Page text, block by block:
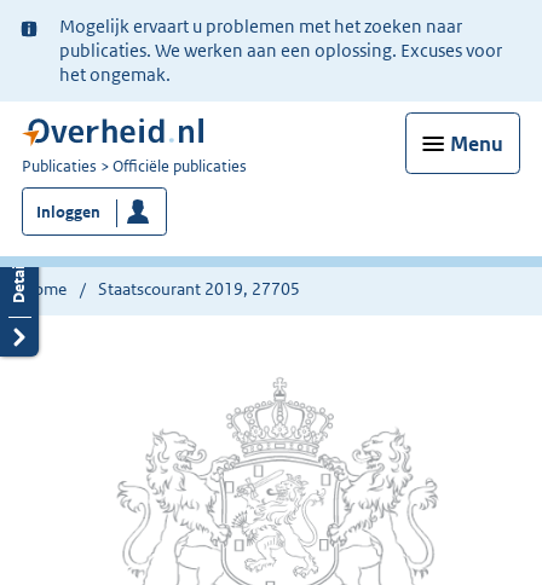
Ter
informatie:
Mogelijk ervaart u problemen met het zoeken naar
publicaties. We werken aan een oplossing. Excuses voor
het ongemak.
Menu
U
bent
nu
hier:
Publicaties Officiële publicaties
Inloggen
Home Staatscourant 2019, 27705